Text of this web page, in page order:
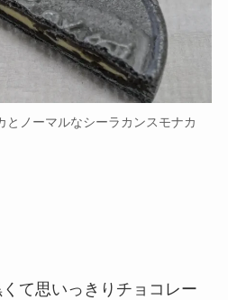
とノーマルなシーラカンスモナカ
て思いっきりチョコレー